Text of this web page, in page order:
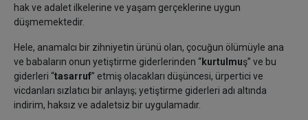
hak ve adalet ilkelerine ve yaşam gerçeklerine uygun
düşmemektedir.
Hele, anamalcı bir zihniyetin ürünü olan, çocuğun ölümüyle ana
ve babaların onun yetiştirme giderlerinden “kurtulmuş” ve bu
giderleri “tasarruf” etmiş olacakları düşüncesi, ürpertici ve
vicdanları sızlatıcı bir anlayış; yetiştirme giderleri adı altında
indirim, haksız ve adaletsiz bir uygulamadır.